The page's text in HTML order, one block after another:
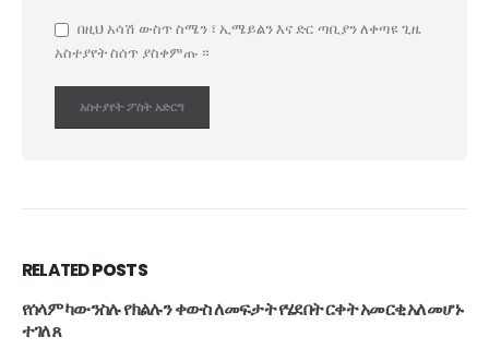
በዚህ አሳሽ ውስጥ ስሜን ፣ ኢሜይልን እና ድር ጣቢያን ለቀጣዩ ጊዜ
አስተያየት ስሰጥ ያስቀምጡ ።
RELATEDPOSTS
የሰላም ካውንስሉ የክልሉን ቀውስ ለመፍታት የሄደበት ርቀት አመርቂ አለመሆኑ
ተገለጸ